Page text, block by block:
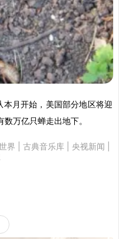
月开始，美国部分地区将迎
万亿只蝉走出地下。
界 古典音乐库 央视新闻